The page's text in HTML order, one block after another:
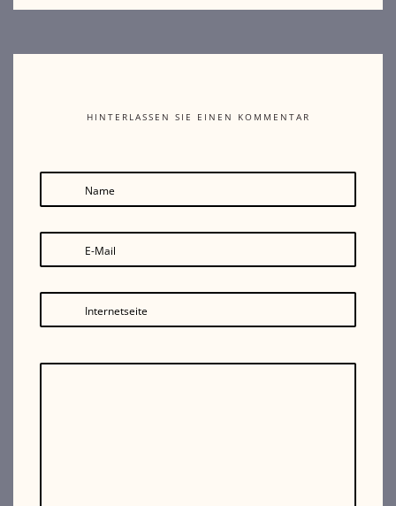
HINTERLASSEN SIE EINEN KOMMENTAR
Name
E-Mail
Internetseite